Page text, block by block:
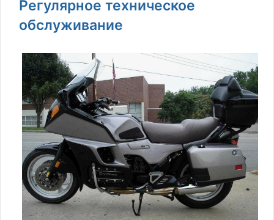
Регулярное техническое
обслуживание